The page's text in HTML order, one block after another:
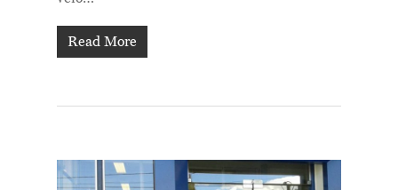
Read More